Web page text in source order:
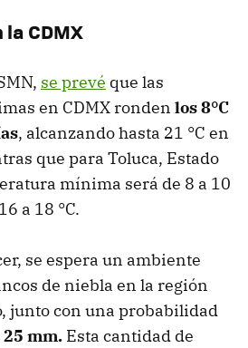
CDMX
se prevé que las
en CDMX ronden los 8°C
, alcanzando hasta 21 °C en
que para Toluca, Estado
mínima será de 8 a 10
a 18 °C.
se espera un ambiente
de niebla en la región
junto con una probabilidad
mm. Esta cantidad de